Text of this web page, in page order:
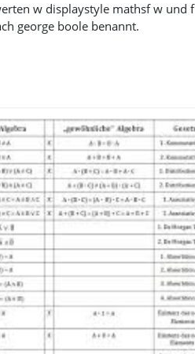
w displaystyle mathsf w und f
george boole benannt.